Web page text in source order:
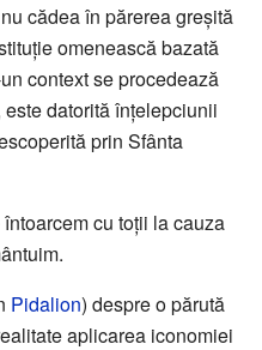
cădea în părerea greșită
omenească bazată
context se procedează
datorită înțelepciunii
prin Sfânta
cu toții la cauza
Pidalion) despre o părută
aplicarea iconomiei